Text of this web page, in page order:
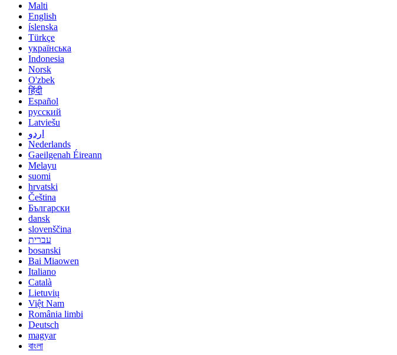
Malti
English
íslenska
Türkçe
українська
Indonesia
Norsk
O'zbek
हिंदी
Español
русский
Latviešu
اردو
Nederlands
Gaeilgenah Éireann
Melayu
suomi
hrvatski
Čeština
Български
dansk
slovenščina
עברית
bosanski
Bai Miaowen
Italiano
Català
Lietuvių
Việt Nam
România limbi
Deutsch
magyar
বাংলা